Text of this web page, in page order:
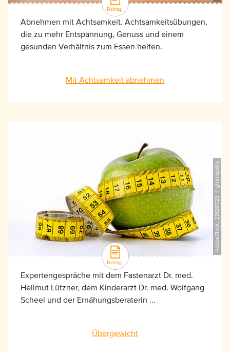
Abnehmen mit Achtsamkeit. Achtsamkeitsübungen,
die zu mehr Entspannung, Genuss und einem
gesunden Verhältnis zum Essen helfen.
Mit Achtsamkeit abnehmen
AdobeStock_23126728, ©gtranquillity
Expertengespräche mit dem Fastenarzt Dr. med.
Hellmut Lützner, dem Kinderarzt Dr. med. Wolfgang
Scheel und der Ernähungsberaterin ...
Übergewicht